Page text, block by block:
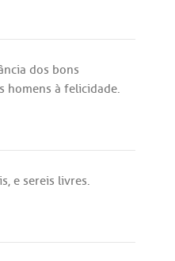
dos bons
homens à felicidade.
, e sereis livres.